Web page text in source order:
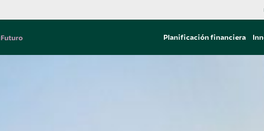
Planificación financiera